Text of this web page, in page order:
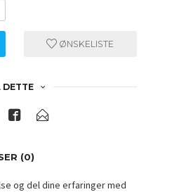
ØNSKELISTE
DETTE
(0)
og del dine erfaringer med